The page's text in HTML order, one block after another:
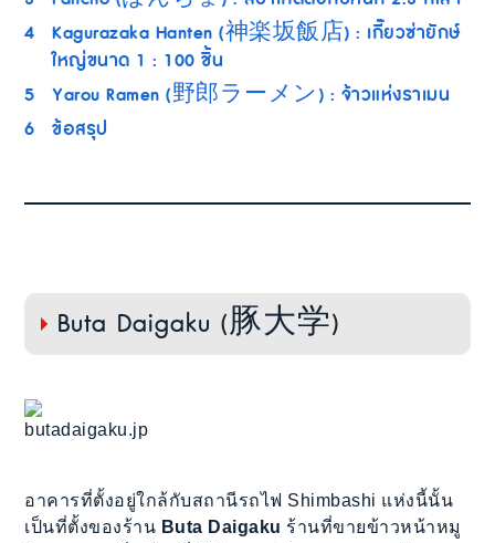
4 Kagurazaka Hanten (神楽坂飯店) : เกี๊ยวซ่ายักษ์
ใหญ่ขนาด 1 : 100 ชิ้น
5 Yarou Ramen (野郎ラーメン) : จ้าวแห่งราเมน
6 ข้อสรุป
Buta Daigaku (豚大学)
butadaigaku.jp
อาคารที่ตั้งอยู่ใกล้กับสถานีรถไฟ Shimbashi แห่งนี้นั้น
เป็นที่ตั้งของร้าน Buta Daigaku ร้านที่ขายข้าวหน้าหมู